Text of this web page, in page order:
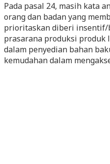
Pada pasal 24, masih kata
orang dan badan yang
prioritaskan diberi insentif/
prasarana produksi produk
dalam penyedian bahan
kemudahan dalam